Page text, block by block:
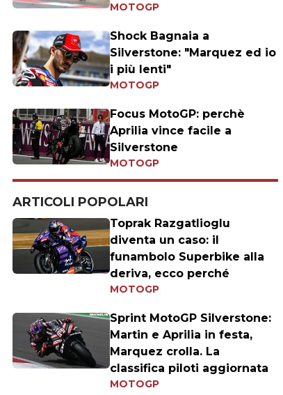
MOTOGP
Shock Bagnaia a
Silverstone: "Marquez ed io
i più lenti"
MOTOGP
Focus MotoGP: perchè
Aprilia vince facile a
Silverstone
MOTOGP
ARTICOLI POPOLARI
Toprak Razgatlioglu
diventa un caso: il
funambolo Superbike alla
deriva, ecco perché
MOTOGP
Sprint MotoGP Silverstone:
Martin e Aprilia in festa,
Marquez crolla. La
classifica piloti aggiornata
MOTOGP